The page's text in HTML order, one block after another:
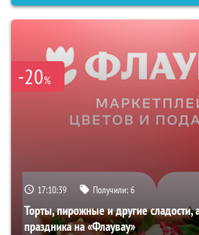
-20%
17:10:38 Получили:6
Торты, пирожные и другие сладости,
праздника на «Флаувау»